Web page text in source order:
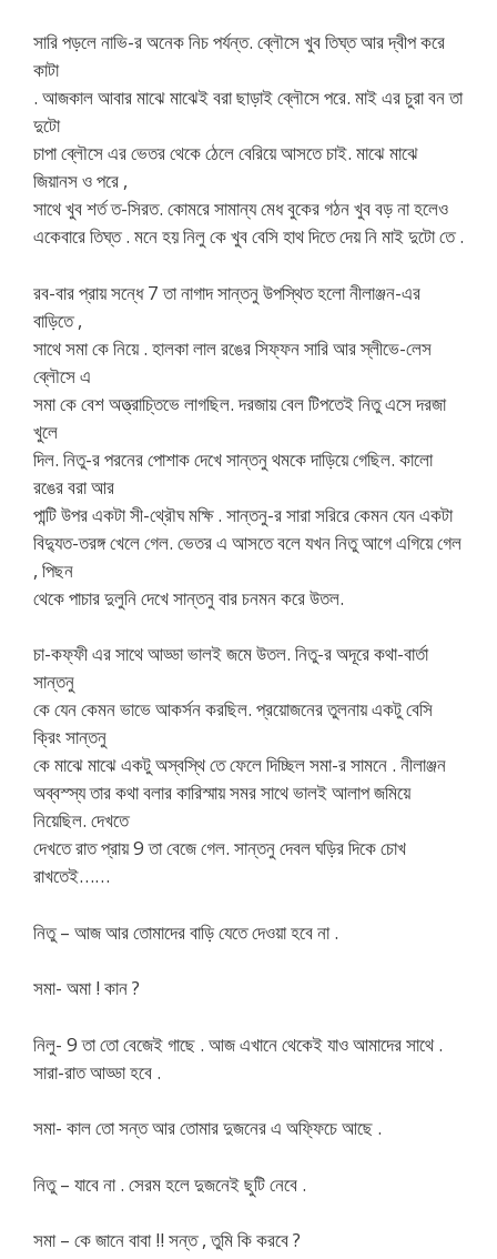
সারি পড়লে নাভি-র অনেক নিচ পর্যন্ত. ব্লৌসে খুব তিঘ্ত আর দ্বীপ করে
কাটা
. আজকাল আবার মাঝে মাঝেই বরা ছাড়াই ব্লৌসে পরে. মাই এর চুরা বন তা
দুটো
চাপা ব্লৌসে এর ভেতর থেকে ঠেলে বেরিয়ে আসতে চাই. মাঝে মাঝে
জিয়ানস ও পরে ,
সাথে খুব শর্ত ত-সিরত. কোমরে সামান্য মেধ বুকের গঠন খুব বড় না হলেও
একেবারে তিঘ্ত . মনে হয় নিলু কে খুব বেসি হাথ দিতে দেয় নি মাই দুটো তে .
রব-বার প্রায় সন্ধে 7 তা নাগাদ সান্তনু উপস্থিত হলো নীলাঞ্জন-এর
বাড়িতে ,
সাথে সমা কে নিয়ে . হালকা লাল রঙের সিফ্ফন সারি আর স্লীভে-লেস
ব্লৌসে এ
সমা কে বেশ অত্ত্রাচ্তিভে লাগছিল. দরজায় বেল টিপতেই নিতু এসে দরজা
খুলে
দিল. নিতু-র পরনের পোশাক দেখে সান্তনু থমকে দাড়িয়ে গেছিল. কালো
রঙের বরা আর
পান্টি উপর একটা সী-থ্রৌঘ মক্ষি . সান্তনু-র সারা সরিরে কেমন যেন একটা
বিদ্যুত-তরঙ্গ খেলে গেল. ভেতর এ আসতে বলে যখন নিতু আগে এগিয়ে গেল
, পিছন
থেকে পাচার দুলুনি দেখে সান্তনু বার চনমন করে উতল.
চা-কফ্ফী এর সাথে আড্ডা ভালই জমে উতল. নিতু-র অদূরে কথা-বার্তা
সান্তনু
কে যেন কেমন ভাভে আকর্সন করছিল. প্রয়োজনের তুলনায় একটু বেসি
ক্রিং সান্তনু
কে মাঝে মাঝে একটু অস্বস্থি তে ফেলে দিচ্ছিল সমা-র সামনে . নীলাঞ্জন
অব্বস্স্য তার কথা বলার কারিস্মায় সমর সাথে ভালই আলাপ জমিয়ে
নিয়েছিল. দেখতে
দেখতে রাত প্রায় 9 তা বেজে গেল. সান্তনু দেবল ঘড়ির দিকে চোখ
রাখতেই……
নিতু – আজ আর তোমাদের বাড়ি যেতে দেওয়া হবে না .
সমা- অমা ! কান ?
নিলু- 9 তা তো বেজেই গাছে . আজ এখানে থেকেই যাও আমাদের সাথে .
সারা-রাত আড্ডা হবে .
সমা- কাল তো সন্ত আর তোমার দুজনের এ অফ্ফিচে আছে .
নিতু – যাবে না . সেরম হলে দুজনেই ছুটি নেবে .
সমা – কে জানে বাবা !! সন্ত , তুমি কি করবে ?